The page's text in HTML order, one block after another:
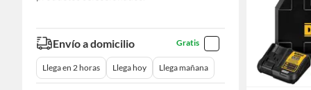
Envío a domicilio Gratis
Llega en 2 horas Llega hoy Llega mañana